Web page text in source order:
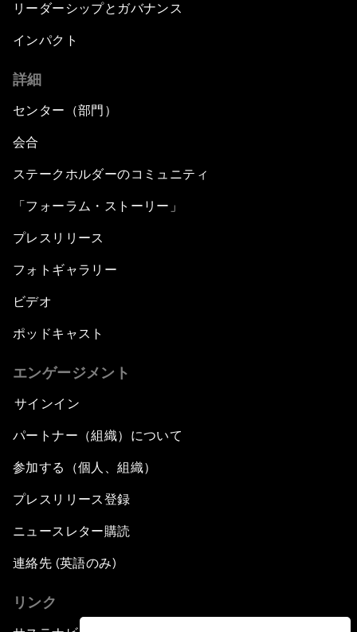
リーダーシップとガバナンス
インパクト
詳細
センター（部門）
会合
ステークホルダーのコミュニティ
「フォーラム・ストーリー」
プレスリリース
フォトギャラリー
ビデオ
ポッドキャスト
エンゲージメント
サインイン
パートナー（組織）について
参加する（個人、組織）
プレスリリース登録
ニュースレター購読
連絡先 (英語のみ)
リンク